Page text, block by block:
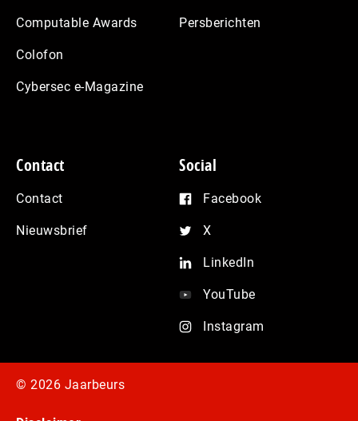
Computable Awards
Colofon
Cybersec e-Magazine
Persberichten
Contact
Contact
Nieuwsbrief
Social
Facebook
X
LinkedIn
YouTube
Instagram
© 2026 Jaarbeurs